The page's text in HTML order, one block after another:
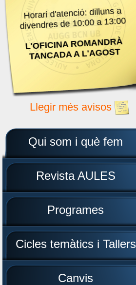
Horari d'atenció: dilluns a
divendres de 10:00 a 13:00
L'OFICINA ROMANDRÀ
TANCADA A L'AGOST
Llegir més avisos
Qui som i què fem
Revista AULES
Programes
Cicles temàtics i Tallers
Canvis